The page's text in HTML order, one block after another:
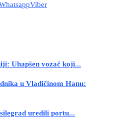
Viber
Uhapšen vozač koji...
u Vladičinom Hanu:
uredili portu...